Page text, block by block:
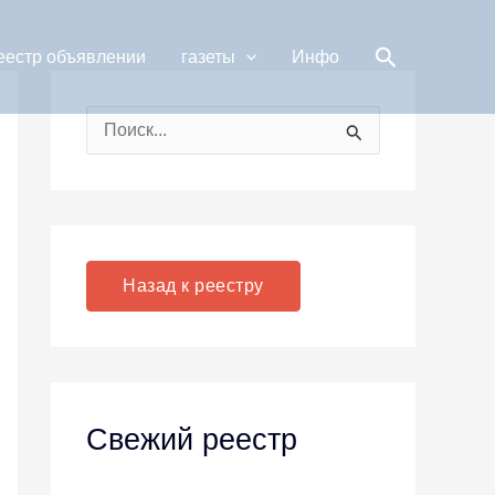
объявлении газеты Инфо Поиск
:
Назад к реестру
Свежий реестр